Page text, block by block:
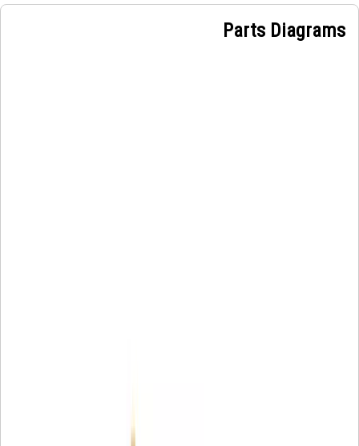
Parts Diagrams